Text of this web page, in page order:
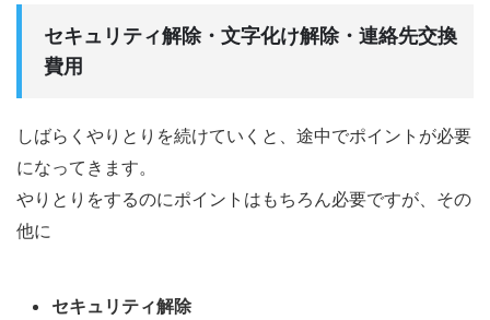
セキュリティ解除・文字化け解除・連絡先交換
費用
しばらくやりとりを続けていくと、途中でポイントが必要
になってきます。
やりとりをするのにポイントはもちろん必要ですが、その
他に
セキュリティ解除